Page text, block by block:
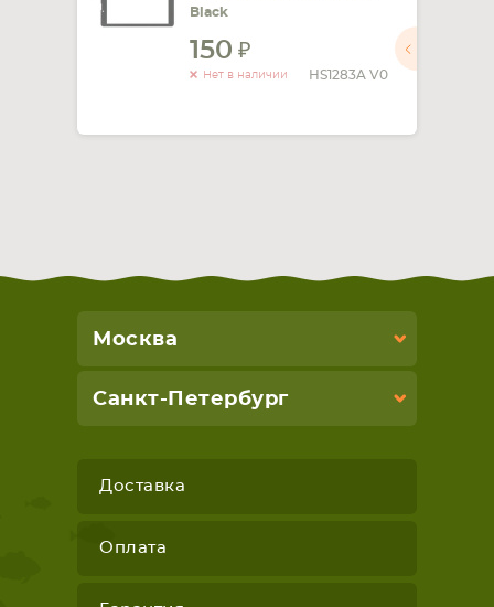
Black
150
Нет в наличии HS1283A V0
Москва
Санкт-Петербург
Доставка
Оплата